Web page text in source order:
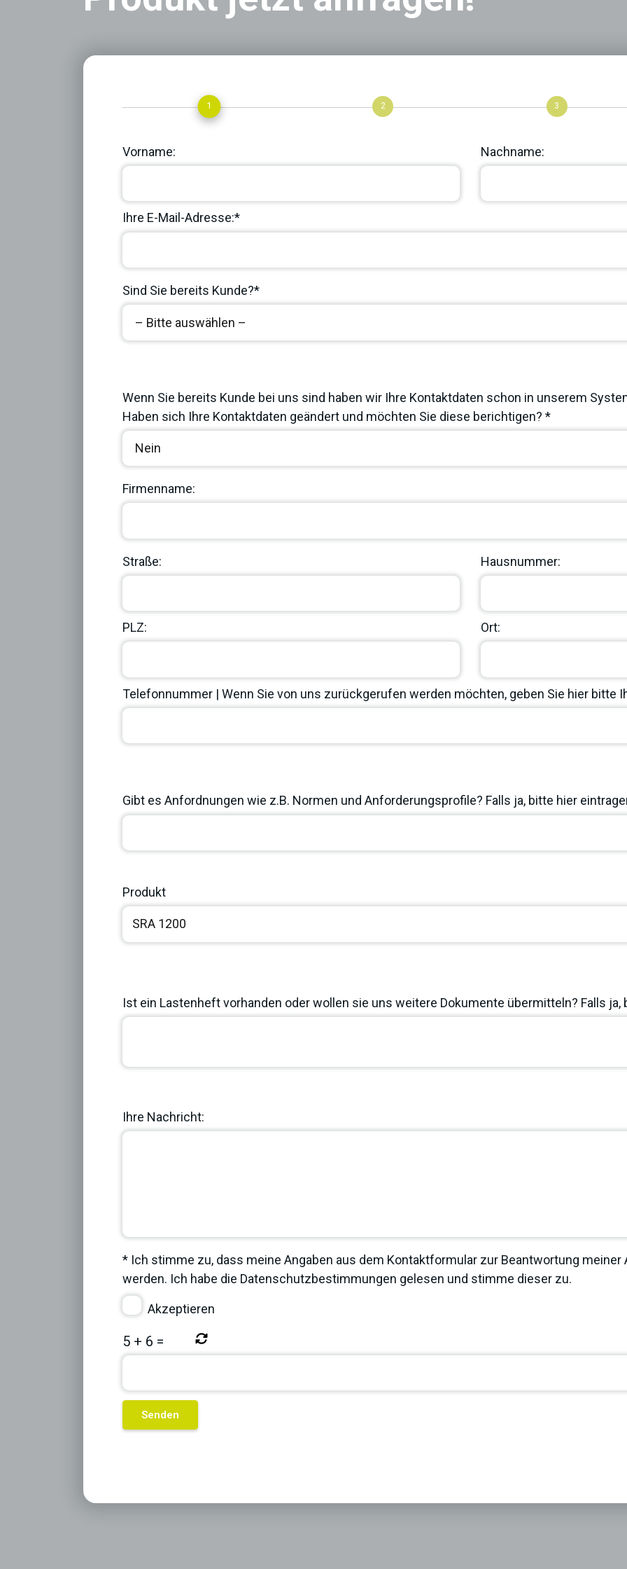
1 2 3
Vorname: Nachname:
Ihre E-Mail-Adresse:*
Sind Sie bereits Kunde?*
Wenn Sie bereits Kunde bei uns sind haben wir Ihre Kontaktdaten schon in unserem
Haben sich Ihre Kontaktdaten geändert und möchten Sie diese berichtigen? *
Firmenname:
Straße: Hausnummer:
PLZ: Ort:
Telefonnummer | Wenn Sie von uns zurückgerufen werden möchten, geben Sie hier bitte
Gibt es Anfordnungen wie z.B. Normen und Anforderungsprofile? Falls ja, bitte hier
Produkt
Ist ein Lastenheft vorhanden oder wollen sie uns weitere Dokumente übermitteln? Falls ja,
Ihre Nachricht:
* Ich stimme zu, dass meine Angaben aus dem Kontaktformular zur Beantwortung meiner
werden. Ich habe die Datenschutzbestimmungen gelesen und stimme dieser zu.
Akzeptieren
5 + 6 =